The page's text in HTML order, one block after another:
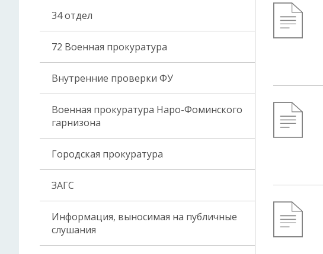
34 отдел
72 Военная прокуратура
Внутренние проверки ФУ
Военная прокуратура Наро-Фоминского
гарнизона
Городская прокуратура
ЗАГС
Информация, выносимая на публичные
слушания